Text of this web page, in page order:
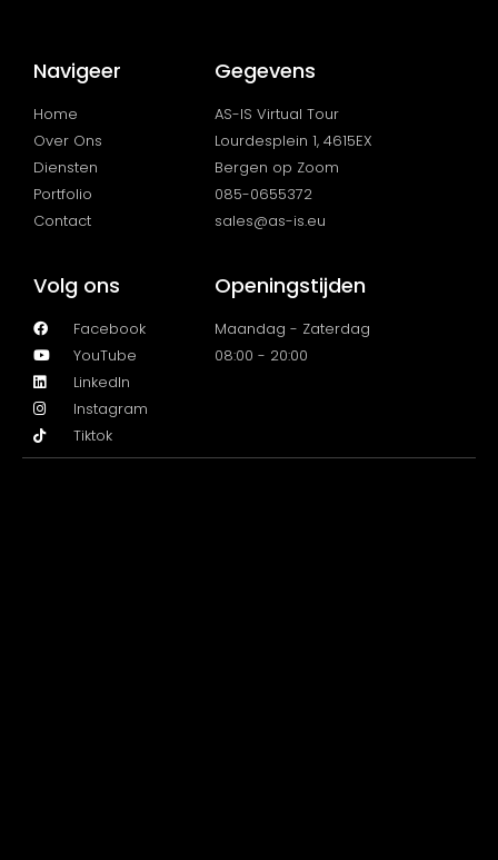
Navigeer
Home
Over Ons
Diensten
Portfolio
Contact
Gegevens
AS-IS Virtual Tour
Lourdesplein 1, 4615EX
Bergen op Zoom
085-0655372
sales@as-is.eu
Volg ons
Facebook
YouTube
LinkedIn
Instagram
Tiktok
Openingstijden
Maandag - Zaterdag
08:00 - 20:00